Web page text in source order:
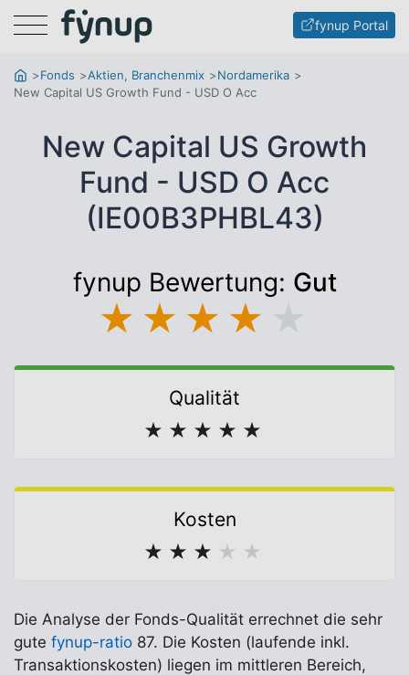
Menu fynup Portal
Fonds Aktien, Branchenmix
Nordamerika
New Capital US Growth Fund - USD O Acc
New Capital US Growth
Fund - USD O Acc
(IE00B3PHBL43)
fynup Bewertung: Gut
★ ★ ★ ★
Qualität
★ ★ ★ ★ ★
Kosten
★ ★ ★ ★ ★
Die Analyse der Fonds-Qualität errechnet die sehr
gute fynup-ratio 87. Die Kosten (laufende inkl.
Transaktionskosten) liegen im mittleren Bereich,